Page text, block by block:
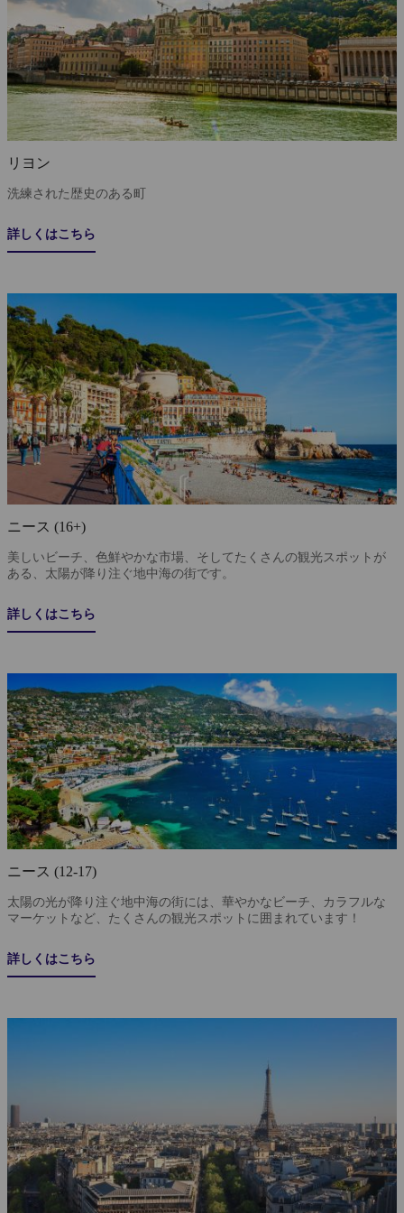
リヨン
洗練された歴史のある町
詳しくはこちら
ニース (16+)
美しいビーチ、色鮮やかな市場、そしてたくさんの観光スポットが
ある、太陽が降り注ぐ地中海の街です。
詳しくはこちら
ニース (12-17)
太陽の光が降り注ぐ地中海の街には、華やかなビーチ、カラフルな
マーケットなど、たくさんの観光スポットに囲まれています！
詳しくはこちら